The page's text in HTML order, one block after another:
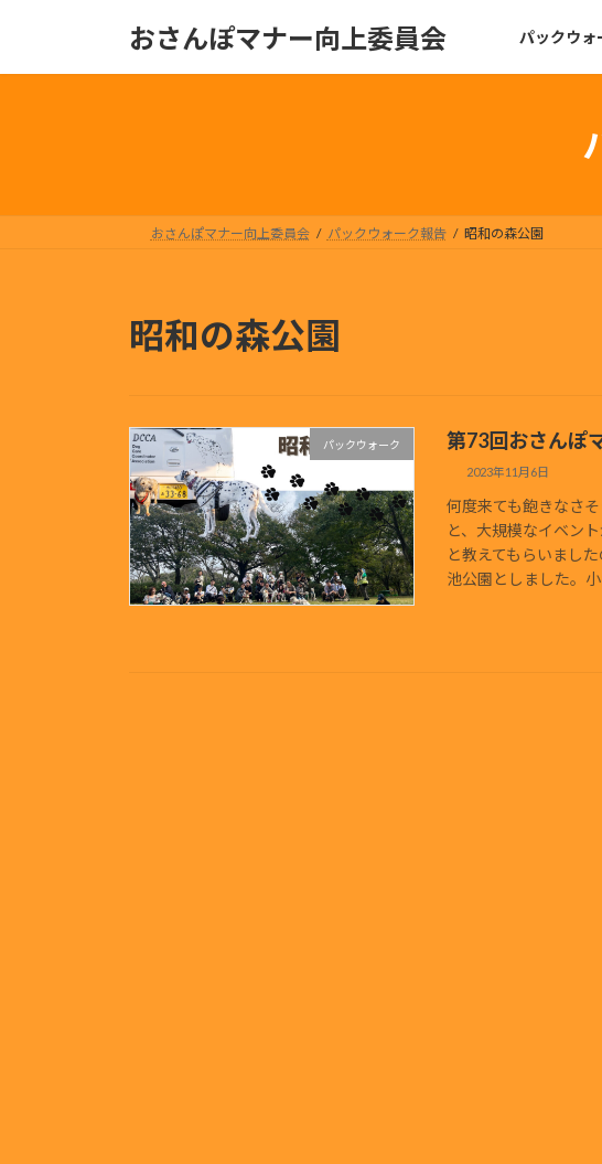
おさんぽマナー向上委員会 パックウォ
おさんぽマナー向上委員会 パックウォーク報告 昭和の森公園
昭和の森公園
パックウォーク 第73回おさんぽ
2023年11月6日
何度来ても飽きなさ
と、大規模なイベン
と教えてもらいまし
池公園としました。